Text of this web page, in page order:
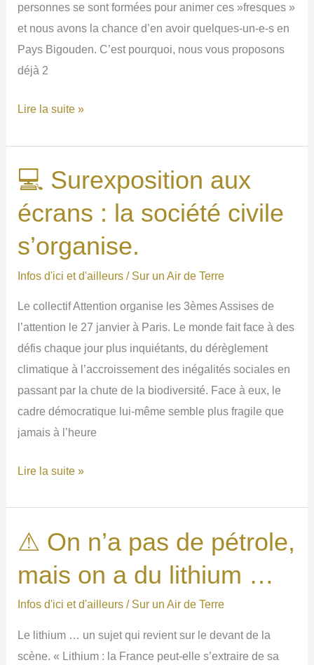
personnes se sont formées pour animer ces »fresques »
et nous avons la chance d’en avoir quelques-un-e-s en
Pays Bigouden. C’est pourquoi, nous vous proposons
déjà 2
🌍
fresques
au
Bigouden
Makers.
Lire la suite »
💻 Surexposition aux
écrans : la société civile
s’organise.
Infos d'ici et d'ailleurs / Sur un Air de Terre
Le collectif Attention organise les 3èmes Assises de
l’attention le 27 janvier à Paris. Le monde fait face à des
défis chaque jour plus inquiétants, du dérèglement
climatique à l’accroissement des inégalités sociales en
passant par la chute de la biodiversité. Face à eux, le
cadre démocratique lui-même semble plus fragile que
jamais à l’heure
💻
aux
écrans
:
la
s’organise.
Lire la suite »
⚠ On n’a pas de pétrole,
mais on a du lithium …
Infos d'ici et d'ailleurs / Sur un Air de Terre
Le lithium … un sujet qui revient sur le devant de la
scène. « Lithium : la France peut-elle s’extraire de sa